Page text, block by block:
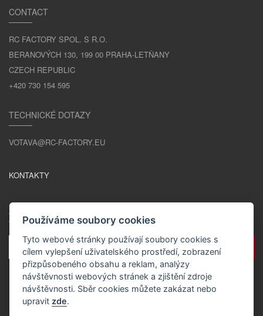
CONTACT
RC FACTORY SPOL. S R.O.
BERANOVÝCH 130, 199 00 PRAHA-LETŇANY
CZECH REPUBLIC
+420 730 154 595
TECHNICKÉ DOTAZY
VOTAVA@RC-FACTORY.EU
KONTAKTY
ZŮSTAŇME V KONTAKTU
Používáme soubory cookies
Tyto webové stránky používají soubory cookies s
cílem vylepšení uživatelského prostředí, zobrazení
přizpůsobeného obsahu a reklam, analýzy
návštěvnosti webových stránek a zjištění zdroje
návštěvnosti. Sběr cookies můžete zakázat nebo
upravit zde.